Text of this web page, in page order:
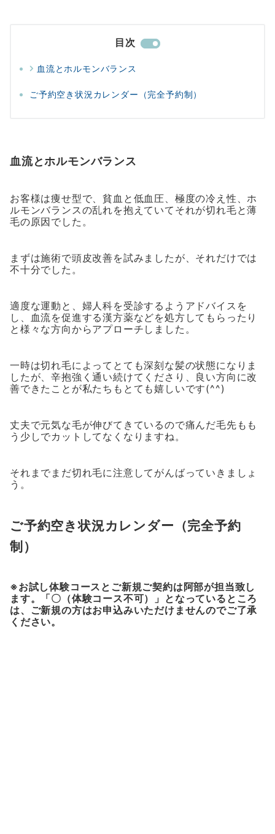
目次
血流とホルモンバランス
ご予約空き状況カレンダー（完全予約制）
血流とホルモンバランス
お客様は痩せ型で、貧血と低血圧、極度の冷え性、ホ
ルモンバランスの乱れを抱えていてそれが切れ毛と薄
毛の原因でした。
まずは施術で頭皮改善を試みましたが、それだけでは
不十分でした。
適度な運動と、婦人科を受診するようアドバイスを
し、血流を促進する漢方薬などを処方してもらったり
と様々な方向からアプローチしました。
一時は切れ毛によってとても深刻な髪の状態になりま
したが、辛抱強く通い続けてくださり、良い方向に改
善できたことが私たちもとても嬉しいです(^^)
丈夫で元気な毛が伸びてきているので痛んだ毛先もも
う少しでカットしてなくなりますね。
それまでまだ切れ毛に注意してがんばっていきましょ
う。
ご予約空き状況カレンダー（完全予約
制）
※お試し体験コースとご新規ご契約は阿部が担当致し
ます。「〇（体験コース不可）」となっているところ
は、ご新規の方はお申込みいただけませんのでご了承
ください。